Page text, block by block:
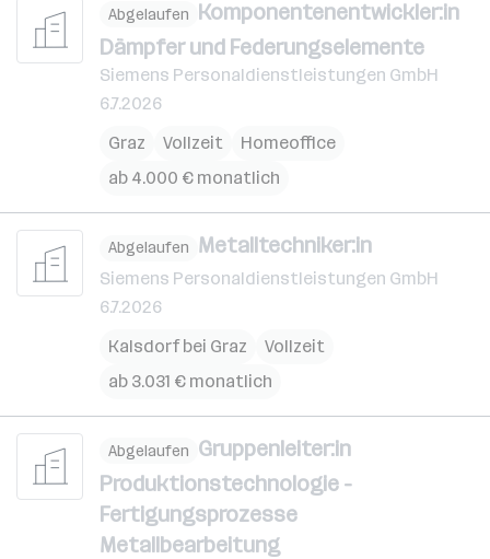
Abgelaufen Komponentenentwickler:in
Dämpfer und Federungselemente
Siemens Personaldienstleistungen GmbH
6.7.2026
Graz
Vollzeit
Homeoffice
ab 4.000 € monatlich
Abgelaufen Metalltechniker:in
Siemens Personaldienstleistungen GmbH
6.7.2026
Kalsdorf bei Graz
Vollzeit
ab 3.031 € monatlich
Abgelaufen Gruppenleiter:in
Produktionstechnologie -
Fertigungsprozesse
Metallbearbeitung